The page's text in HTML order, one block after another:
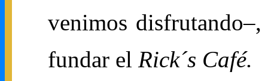
venimos
fundar el Rick´s Café.